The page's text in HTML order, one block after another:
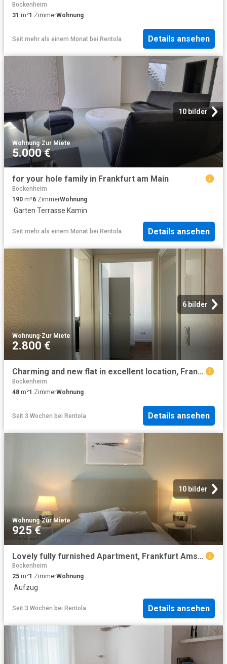
Bockenheim
31 m²1 ZimmerWohnung
Seit mehr als einem Monat bei Rentola Details ansehen
10 bilder
Wohnung·Zur Miete
5.000 €
for your hole family in Frankfurt am Main
Bockenheim
190 m²6 ZimmerWohnung
·Garten·Terrasse·Kamin
Seit mehr als einem Monat bei Rentola Details ansehen
6 bilder
Wohnung·Zur Miete
2.800 €
Charming and new flat in excellent location, Frankfurt Amsterdam Apartments for Rent
Bockenheim
48 m²1 ZimmerWohnung
Seit 3 Wochen bei Rentola Details ansehen
10 bilder
Wohnung·Zur Miete
925 €
Lovely fully furnished Apartment, Frankfurt Amsterdam Apartments for Rent
Bockenheim
25 m²1 ZimmerWohnung
·Aufzug
Seit 3 Wochen bei Rentola Details ansehen